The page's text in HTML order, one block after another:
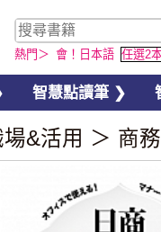
熱門＞ 會！日本語 任選2
智慧點讀筆 ❯
&活用 ＞ 商